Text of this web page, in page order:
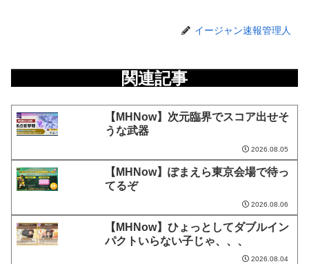
イージャン速報管理人
関連記事
【MHNow】次元臨界でスコア出せそ
うな武器
2026.08.05
【MHNow】ぽまえら東京会場で待っ
てるぞ
2026.08.06
【MHNow】ひょっとしてダブルイン
パクトいらない子じゃ、、、
2026.08.04